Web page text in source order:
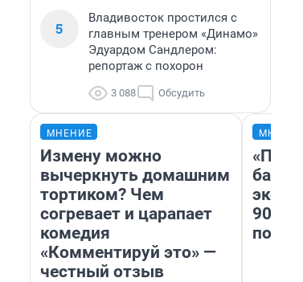
5
Владивосток простился с
главным тренером «Динамо»
Эдуардом Сандлером:
репортаж с похорон
3 088 Обсудить
МНЕНИЕ
Измену можно
вычеркнуть домашним
тортиком? Чем
согревает и царапает
комедия
«Комментируй это» —
честный отзыв
90-х